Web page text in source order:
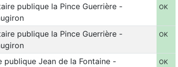
publique la Pince Guerrière -
OK
publique la Pince Guerrière -
OK
publique Jean de la Fontaine -
OK